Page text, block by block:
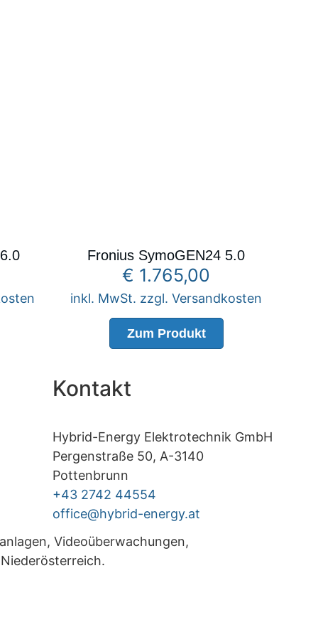
Fronius SymoGEN24 5.0
€ 1.765,00
inkl. MwSt. zzgl. Versandkosten
Zum Produkt
Kontakt
Hybrid-Energy Elektrotechnik GmbH
Pergenstraße 50, A-3140
Pottenbrunn
+43 2742 44554
office@hybrid-energy.at
Videoüberwachungen,